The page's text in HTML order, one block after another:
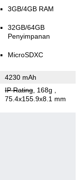
3GB/4GB RAM
32GB/64GB
Penyimpanan
MicroSDXC
4230 mAh
IP Rating, 168g
75.4x155.9x8.1 mm